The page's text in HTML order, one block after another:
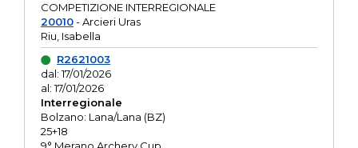
COMPETIZIONE INTERREGIONALE
20010- Arcieri Uras
Riu, Isabella
R2621003
dal: 17/01/2026
al: 17/01/2026
Interregionale
Bolzano: Lana/Lana (BZ)
25+18